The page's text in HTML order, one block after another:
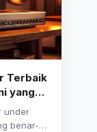
Terbaik
yang
Beli
under
benar-